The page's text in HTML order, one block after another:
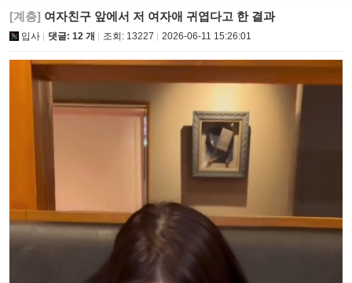
[계층] 여자친구 앞에서 저 여자애 귀엽다고 한 결과
입사 댓글: 12 개 조회: 13227 2026-06-11 15:26:01